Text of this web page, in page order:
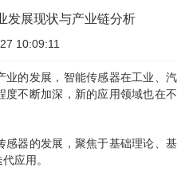
发展现状与产业链分析
10:09:11
业的发展，智能传感器在工业、汽
不断加深，新的应用领域也在不
感器的发展，聚焦于基础理论、基
应用。